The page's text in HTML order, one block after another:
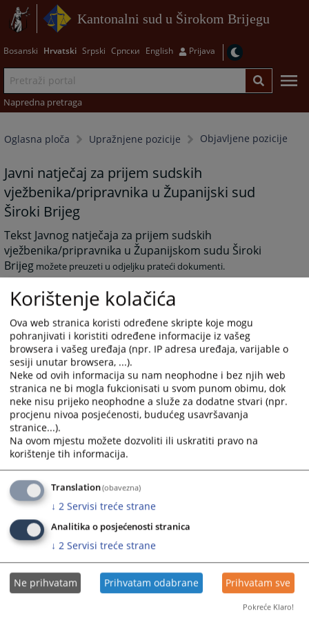
Kantonalni sud u Širokom Brijegu
Bosanski Hrvatski Srpski Српски English Prijava
Napredna pretraga
Oglasna ploča Upražnjene pozicije Objavljene pozicije
Javni natječaj za prijem sudskih
vježbenika/pripravnika u Županijski sud
Široki Brijeg
Tekst Javnog natječaja za prijem sudskih
vježbenika/pripravnika u Županijskom sudu Široki
Brijeg možete preuzeti u odjeljku prateći dokumenti.
1818 PREGLEDA
Prateći dokumenti
Javni natječaj za prijem sudskih vježbenika-pripravnika
Korištenje kolačića
Ova web stranica koristi određene skripte koje mogu
pohranjivati i koristiti određene informacije iz vašeg
browsera i vašeg uređaja (npr. IP adresa uređaja, varijable o
sesiji unutar browsera, ...).
Neke od ovih informacija su nam neophodne i bez njih web
stranica ne bi mogla fukcionisati u svom punom obimu, dok
neke nisu prijeko neophodne a služe za dodatne stvari (npr.
procjenu nivoa posjećenosti, budućeg usavršavanja
stranice...).
Na ovom mjestu možete dozvoliti ili uskratiti pravo na
korištenje tih informacija.
Translation(obavezna)
↓ 2 Servisi treće strane
Analitika o posjećenosti stranica
↓ 2 Servisi treće strane
Ne prihvatam Prihvatam odabrane Prihvatam sve
Pokreće Klaro!